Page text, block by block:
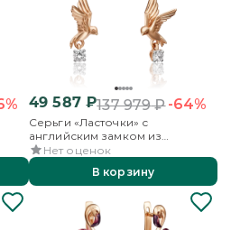
49 587₽137 979₽-64%
Серьги «Ласточки» с
английским замком из
красного золота с фианитом
Нет оценок
В корзину